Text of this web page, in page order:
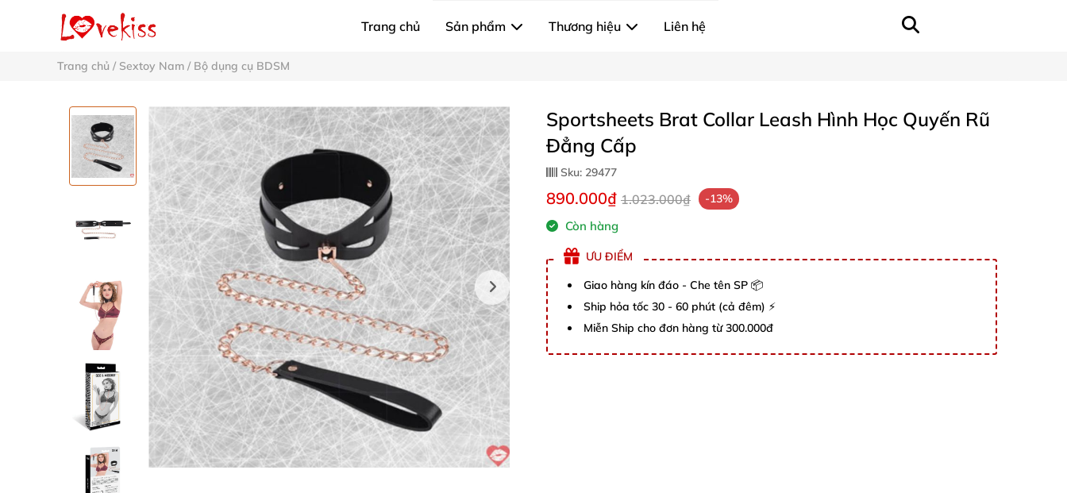
Trang chủ Sản phẩm Thương hiệu Liên hệ
Trang chủ / Sextoy Nam / Bộ dụng cụ BDSM
Sportsheets Brat Collar Leash Hình Học Quyến Rũ
Đẳng Cấp
Sku: 29477
890.000₫ 1.023.000₫ -13%
Còn hàng
ƯU ĐIỂM
Giao hàng kín đáo - Che tên SP 📦
Ship hỏa tốc 30 - 60 phút (cả đêm) ⚡
Miễn Ship cho đơn hàng từ 300.000đ